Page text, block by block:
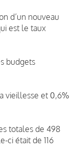
d’un nouveau
est le taux
budgets
vieillesse et 0,6%
totales de 498
ci était de 116